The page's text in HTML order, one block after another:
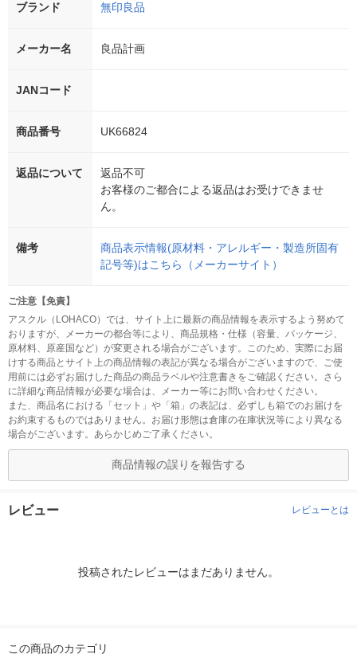
ブランド 無印良品
メーカー名 良品計画
JANコード
商品番号 UK66824
返品について
返品不可
お客様のご都合による返品はお受けできませ
ん。
備考
商品表示情報(原材料・アレルギー・製造所固有
記号等)はこちら（メーカーサイト）
ご注意【免責】
アスクル（LOHACO）では、サイト上に最新の商品情報を表示するよう努めて
おりますが、メーカーの都合等により、商品規格・仕様（容量、パッケージ、
原材料、原産国など）が変更される場合がございます。このため、実際にお届
けする商品とサイト上の商品情報の表記が異なる場合がございますので、ご使
用前には必ずお届けした商品の商品ラベルや注意書きをご確認ください。さら
に詳細な商品情報が必要な場合は、メーカー等にお問い合わせください。
また、商品名における「セット」や「箱」の表記は、必ずしも箱でのお届けを
お約束するものではありません。お届け形態は倉庫の在庫状況等により異なる
場合がございます。あらかじめご了承ください。
商品情報の誤りを報告する
レビュー レビューとは
投稿されたレビューはまだありません。
この商品のカテゴリ